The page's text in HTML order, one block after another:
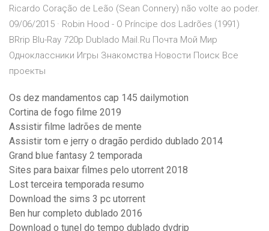
Ricardo Coração de Leão (Sean Connery) não volte ao poder.
09/06/2015 · Robin Hood - O Príncipe dos Ladrões (1991)
BRrip Blu-Ray 720p Dublado Mail.Ru Почта Мой Мир
Одноклассники Игры Знакомства Новости Поиск Все
проекты
Os dez mandamentos cap 145 dailymotion
Cortina de fogo filme 2019
Assistir filme ladrões de mente
Assistir tom e jerry o dragão perdido dublado 2014
Grand blue fantasy 2 temporada
Sites para baixar filmes pelo utorrent 2018
Lost terceira temporada resumo
Download the sims 3 pc utorrent
Ben hur completo dublado 2016
Download o tunel do tempo dublado dvdrip